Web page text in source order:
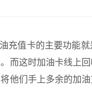
充值卡的主要功能
而这时加油卡线上
他们手上多余的加